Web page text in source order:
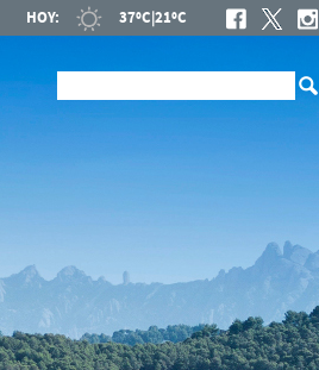
HOY: 37ºC|21ºC